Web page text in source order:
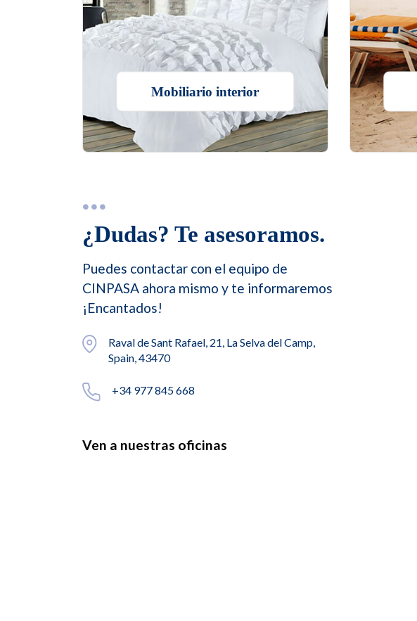
Mobiliario interior
¿Dudas? Te asesoramos.
Puedes contactar con el equipo de
CINPASA ahora mismo y te informaremos
¡Encantados!
Raval de Sant Rafael, 21, La Selva del Camp,
Spain, 43470
+34 977 845 668
Ven a nuestras oficinas